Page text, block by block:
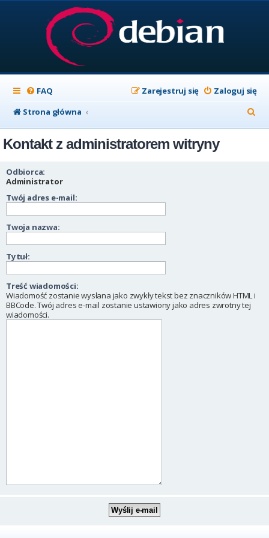
FAQ Zaloguj się
Zarejestruj się
Strona główna
z
Kontakt z administratorem witryny
Odbiorca:
Administrator
Twój adres e-mail:
Twoja nazwa:
Tytuł:
Treść wiadomości:
Wiadomość zostanie wysłana jako zwykły tekst bez znaczników HTML i
BBCode. Twój adres e-mail zostanie ustawiony jako adres zwrotny tej
wiadomości.